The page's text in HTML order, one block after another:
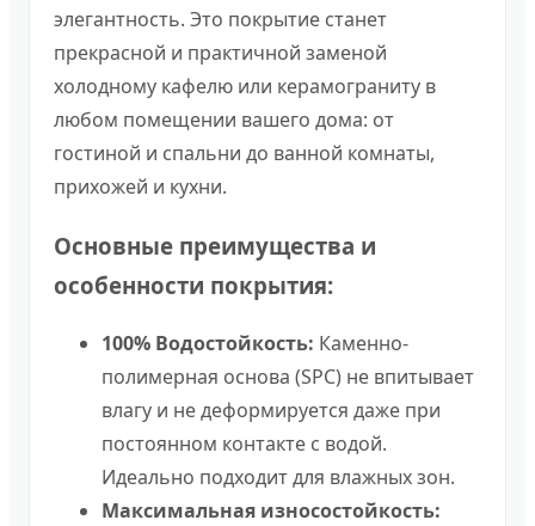
элегантность. Это покрытие станет
прекрасной и практичной заменой
холодному кафелю или керамограниту в
любом помещении вашего дома: от
гостиной и спальни до ванной комнаты,
прихожей и кухни.
Основные преимущества и
особенности покрытия:
100% Водостойкость: Каменно-
полимерная основа (SPC) не впитывает
влагу и не деформируется даже при
постоянном контакте с водой.
Идеально подходит для влажных зон.
Максимальная износостойкость: